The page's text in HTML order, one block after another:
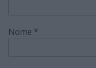
Nome *